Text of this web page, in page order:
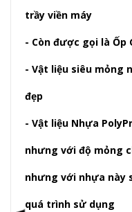
trầy viền máy
- Còn được gọi là Ốp
- Vật liệu siêu mỏng
đẹp
- Vật liệu Nhựa
nhưng với độ mỏng
nhưng với nhựa này
quá trình sử dụng